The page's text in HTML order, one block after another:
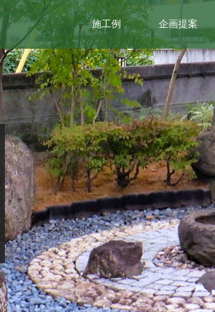
施工例 企画提案